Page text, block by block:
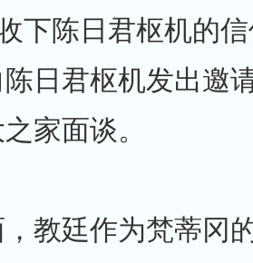
下陈日君枢机的
陈日君枢机发出邀
家面谈。
，教廷作为梵蒂冈